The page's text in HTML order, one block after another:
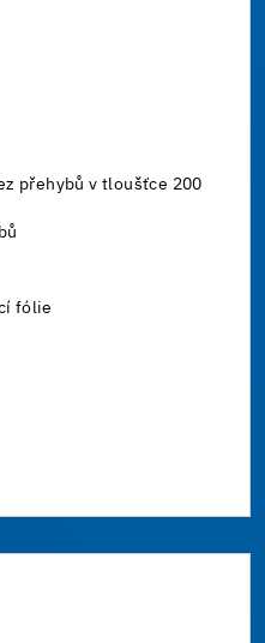
přehybů v tloušťce 200
fólie